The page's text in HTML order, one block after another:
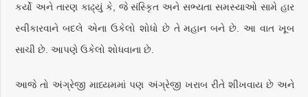
કર્યો અને તારણ કાઢ્યું કે, જે સંસ્કૃિત અને સભ્યતા સમસ્યાઓ સામે હાર
સ્વીકારવાને બદલે એના ઉકેલો શોધો છે તે મહાન બને છે. આ વાત ખૂબ
સાચી છે. આપણે ઉકેલો શોધવાના છે.
આજે તો અંગ્રેજી માધ્યમમાં પણ અંગ્રેજી ખરાબ રીતે શીખવાય છે અને